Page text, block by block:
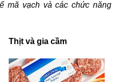
mã vạch và các chức năng
Thịt và gia cầm